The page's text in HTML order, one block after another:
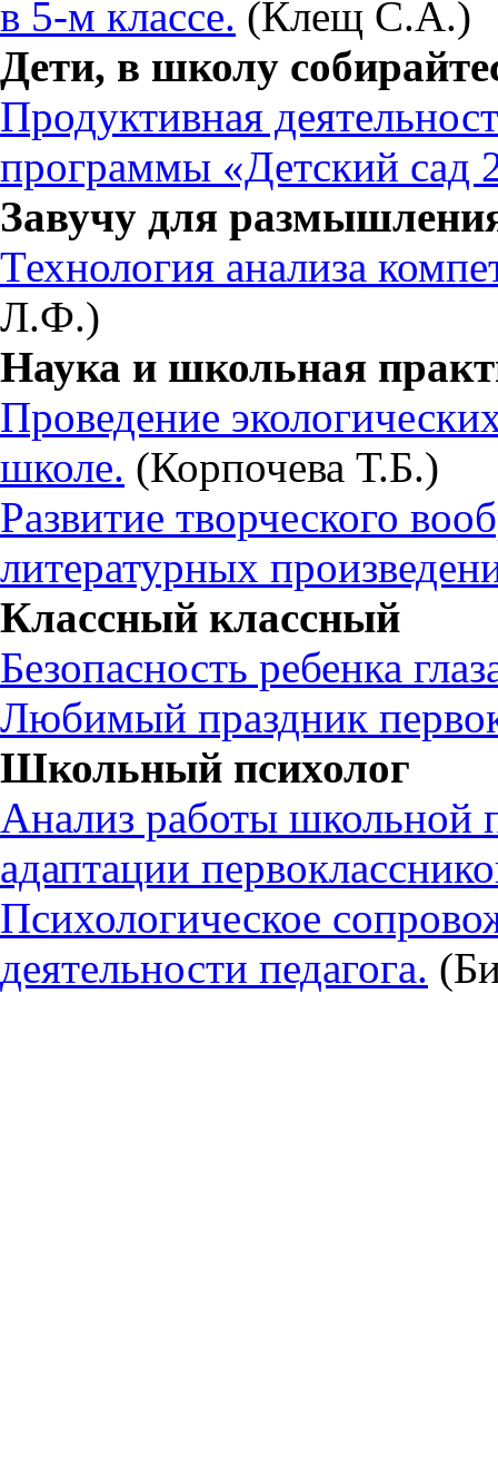
в 5-м классе. (Клещ С.А.)
Дети, в школу
Продуктивная
программы «Детский сад
Завучу для
Технология анализа
Л.Ф.)
Наука и школьная
Проведение
школе. (Корпочева Т.Б.)
Развитие творческого
литературных
Классный классный
Безопасность ребенка
Любимый праздник
Школьный психолог
Анализ работы школьной
адаптации
Психологическое
деятельности педагога.